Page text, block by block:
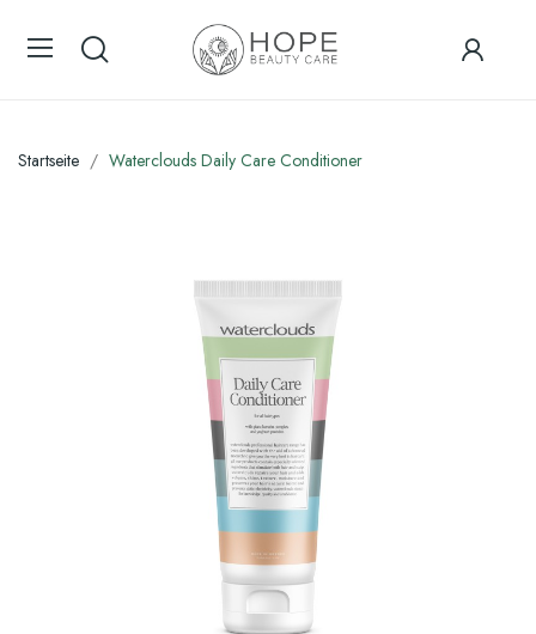
Startseite Waterclouds Daily Care Conditioner